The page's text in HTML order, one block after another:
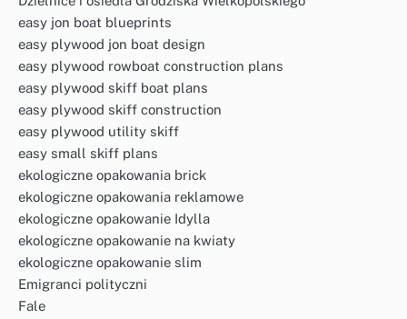
easy jon boat blueprints
easy plywood jon boat design
easy plywood rowboat construction plans
easy plywood skiff boat plans
easy plywood skiff construction
easy plywood utility skiff
easy small skiff plans
ekologiczne opakowania brick
ekologiczne opakowania reklamowe
ekologiczne opakowanie Idylla
ekologiczne opakowanie na kwiaty
ekologiczne opakowanie slim
Emigranci polityczni
Fale